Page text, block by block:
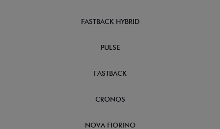
FASTBACK HYBRID
PULSE
FASTBACK
CRONOS
NOVA FIORINO